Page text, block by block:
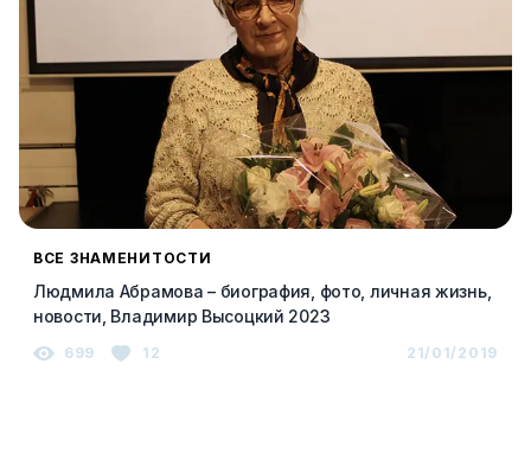
ВСЕ ЗНАМЕНИТОСТИ
Людмила Абрамова – биография, фото, личная жизнь,
новости, Владимир Высоцкий 2023
699 12 21/01/2019